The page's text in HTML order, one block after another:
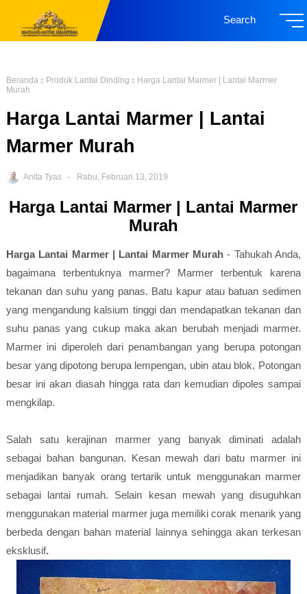
Search
Beranda Produk Lantai Dinding
Harga Lantai Marmer | Lantai Marmer
Murah
Harga Lantai Marmer | Lantai
Marmer Murah
Anita Tyas Rabu, Februari 13, 2019
Harga Lantai Marmer | Lantai Marmer
Murah
Harga Lantai Marmer | Lantai Marmer Murah - Tahukah Anda,
bagaimana terbentuknya marmer? Marmer terbentuk karena
tekanan dan suhu yang panas. Batu kapur atau batuan sedimen
yang mengandung kalsium tinggi dan mendapatkan tekanan dan
suhu panas yang cukup maka akan berubah menjadi marmer.
Marmer ini diperoleh dari penambangan yang berupa potongan
besar yang dipotong berupa lempengan, ubin atau blok. Potongan
besar ini akan diasah hingga rata dan kemudian dipoles sampai
mengkilap.
Salah satu kerajinan marmer yang banyak diminati adalah
sebagai bahan bangunan. Kesan mewah dari batu marmer ini
menjadikan banyak orang tertarik untuk menggunakan marmer
sebagai lantai rumah. Selain kesan mewah yang disuguhkan
menggunakan material marmer juga memiliki corak menarik yang
berbeda dengan bahan material lainnya sehingga akan terkesan
eksklusif.